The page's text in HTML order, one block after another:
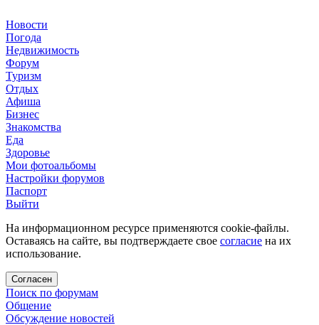
Новости
Погода
Недвижимость
Форум
Туризм
Отдых
Афиша
Бизнес
Знакомства
Еда
Здоровье
Мои фотоальбомы
Настройки форумов
Паспорт
Выйти
На информационном ресурсе применяются cookie-файлы.
Оставаясь на сайте, вы подтверждаете свое согласие на их
использование.
Согласен
Поиск по форумам
Общение
Обсуждение новостей